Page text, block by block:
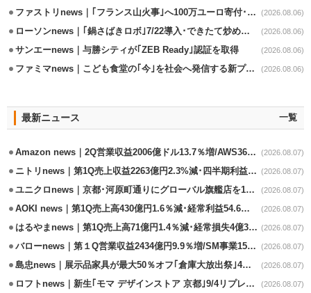
ファストリnews｜｢フランス山火事｣へ100万ユーロ寄付･衣料5万点も提供 (2026.08.06)
ローソンnews｜｢鍋さばきロボ｣7/22導入･できたて炒めメニューを提供 (2026.08.06)
サンエーnews｜与勝シティが｢ZEB Ready｣認証を取得 (2026.08.06)
ファミマnews｜こども食堂の｢今｣を社会へ発信する新プロジェクト始動 (2026.08.06)
最新ニュース 一覧
Amazon news｜2Q営業収益2006億ドル13.7％増/AWS36.8％％増が貢献 (2026.08.07)
ニトリnews｜第1Q売上収益2263億円2.3%減･四半期利益1.4％減 (2026.08.07)
ユニクロnews｜京都･河原町通りにグローバル旗艦店を11/6開設 (2026.08.07)
AOKI news｜第1Q売上高430億円1.6％減･経常利益54.6％減 (2026.08.07)
はるやまnews｜第1Q売上高71億円1.4％減･経常損失4億3800万円 (2026.08.07)
バローnews｜第１Q営業収益2434億円9.9％増/SM事業15.5％増と絶好調 (2026.08.07)
島忠news｜展示品家具が最大50％オフ｢倉庫大放出祭｣4店舗限定で開催 (2026.08.07)
ロフトnews｜新生｢モマ デザインストア 京都｣9/4リプレイスオープン (2026.08.07)